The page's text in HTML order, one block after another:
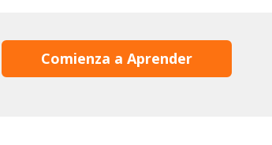
Comienza a Aprender